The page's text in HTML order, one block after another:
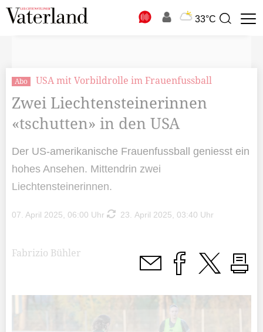
33°C
Suchbegriff
Abo USA mit Vorbildrolle im Frauenfussball
Zwei Liechtensteinerinnen
«tschutten» in den USA
Der US-amerikanische Frauenfussball geniesst ein
hohes Ansehen. Mittendrin zwei
Liechtensteinerinnen.
07. April 2025, 06:00 Uhr 23. April 2025, 03:40 Uhr
Fabrizio Bühler